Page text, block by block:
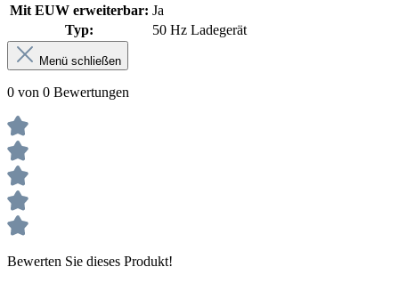
Mit EUW erweiterbar: Ja
Typ:
50 Hz Ladegerät
Menü schließen
0 von 0 Bewertungen
Bewerten Sie dieses Produkt!